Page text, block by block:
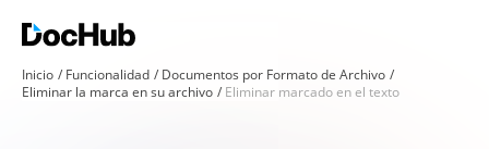
Inicio Funcionalidad
Documentos por Formato de Archivo
Eliminar la marca en su archivo
Eliminar marcado en el texto